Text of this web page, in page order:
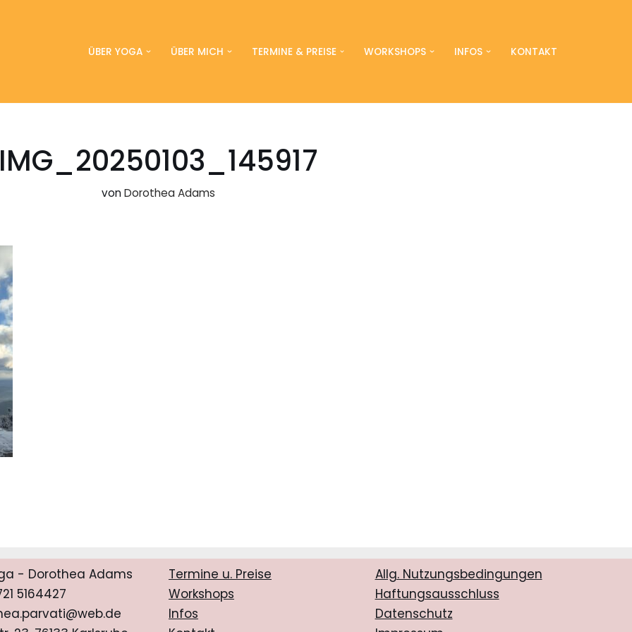
ÜBER YOGA ÜBER MICH TERMINE & PREISE WORKSHOPS INFOS KONTAKT
IMG_20250103_145917
vonDorothea Adams
- Dorothea Adams
5164427
Termine u. Preise
Workshops
Infos
Allg. Nutzungsbedingungen
Haftungsausschluss
Datenschutz